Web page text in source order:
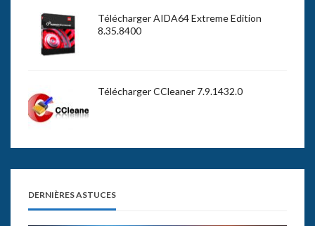
Télécharger AIDA64 Extreme Edition
8.35.8400
Télécharger CCleaner 7.9.1432.0
DERNIÈRES ASTUCES